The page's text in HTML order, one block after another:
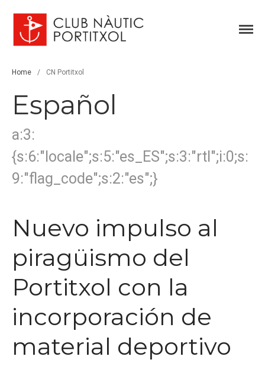
Historia
Vela
Regatas
Piragüismo
Pesca
Actividades sociales
Meteo
Noticias
Home / CN Portitxol
Español
a:3:
{s:6:"locale";s:5:"es_ES";s:3:"rtl";i:0;s:
9:"flag_code";s:2:"es";}
Nuevo impulso al
piragüismo del
Portitxol con la
incorporación de
material deportivo